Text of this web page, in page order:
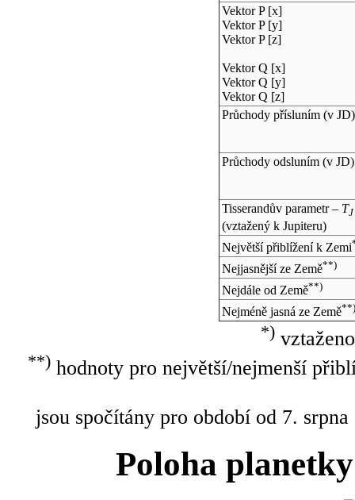
Vektor P [x]
Vektor P [y]
Vektor P [z]
Vektor Q [x]
Vektor Q [y]
Vektor Q [z]
Průchody přísluním (v JD)
Průchody odsluním (v JD)
Tisserandův parametr – TJ
(vztažený k Jupiteru)
Největší přiblížení k Zemi
Nejjasnější ze Země**)
Nejdále od Země**)
Nejméně jasná ze Země**)
*)
**)hodnoty pro největší/nejmenší
jsou spočítány pro období od 7.
Poloha